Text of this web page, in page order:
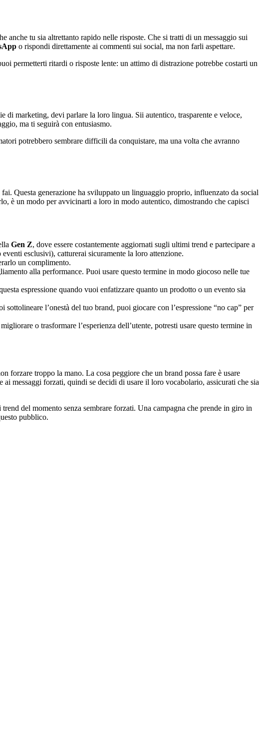
anche tu sia altrettanto rapido nelle risposte. Che si tratti di un messaggio sui
o rispondi direttamente ai commenti sui social, ma non farli aspettare.
permetterti ritardi o risposte lente: un attimo di distrazione potrebbe costarti un
di marketing, devi parlare la loro lingua. Sii autentico, trasparente e veloce,
ma ti seguirà con entusiasmo.
potrebbero sembrare difficili da conquistare, ma una volta che avranno
Questa generazione ha sviluppato un linguaggio proprio, influenzato da social
è un modo per avvicinarti a loro in modo autentico, dimostrando che capisci
Gen Z, dove essere costantemente aggiornati sugli ultimi trend e partecipare a
esclusivi), catturerai sicuramente la loro attenzione.
un complimento.
alla performance. Puoi usare questo termine in modo giocoso nelle tue
espressione quando vuoi enfatizzare quanto un prodotto o un evento sia
l’onestà del tuo brand, puoi giocare con l’espressione “no cap” per
o trasformare l’esperienza dell’utente, potresti usare questo termine in
forzare troppo la mano. La cosa peggiore che un brand possa fare è usare
messaggi forzati, quindi se decidi di usare il loro vocabolario, assicurati che sia
del momento senza sembrare forzati. Una campagna che prende in giro in
pubblico.